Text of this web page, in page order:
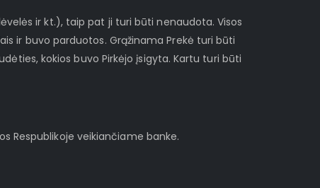
ir kt.), taip pat ji turi būti nenaudota. Visos
ir buvo parduotos. Grąžinama Prekė turi būti
kokios buvo Pirkėjo įsigyta. Kartu turi būti
Respublikoje veikiančiame banke.